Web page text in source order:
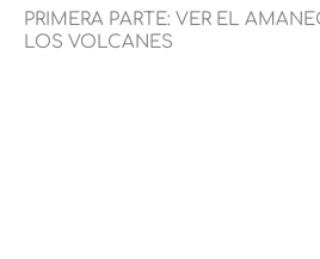
PRIMERA PARTE: VER EL
LOS VOLCANES